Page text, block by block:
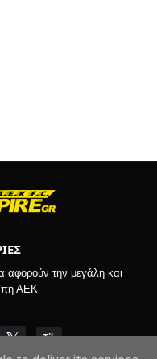
αφορούν την μεγάλη και
ΑΕΚ